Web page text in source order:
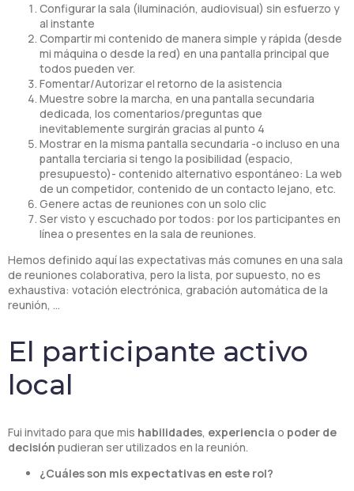
Configurar la sala (iluminación, audiovisual) sin esfuerzo y
al instante
Compartir mi contenido de manera simple y rápida (desde
mi máquina o desde la red) en una pantalla principal que
todos pueden ver.
Fomentar/Autorizar el retorno de la asistencia
Muestre sobre la marcha, en una pantalla secundaria
dedicada, los comentarios/preguntas que
inevitablemente surgirán gracias al punto 4
Mostrar en la misma pantalla secundaria -o incluso en una
pantalla terciaria si tengo la posibilidad (espacio,
presupuesto)- contenido alternativo espontáneo: La web
de un competidor, contenido de un contacto lejano, etc.
Genere actas de reuniones con un solo clic
Ser visto y escuchado por todos: por los participantes en
línea o presentes en la sala de reuniones.
Hemos definido aquí las expectativas más comunes en una sala
de reuniones colaborativa, pero la lista, por supuesto, no es
exhaustiva: votación electrónica, grabación automática de la
reunión, …
El participante activo
local
Fui invitado para que mis habilidades, experiencia o poder de
decisión pudieran ser utilizados en la reunión.
¿Cuáles son mis expectativas en este rol?